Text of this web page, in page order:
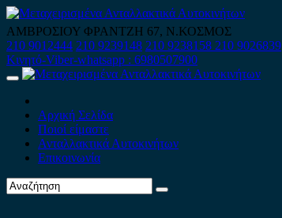
Skip
to
content
ΑΜΒΡΟΣΙΟΥ ΦΡΑΝΤΖΗ 67, Ν.ΚΟΣΜΟΣ
210 9012444 210 9239148 210 9238158 210 9026839
Κινητό-Viber-whatsapp : 6980507900
Primary
Αρχική Σελίδα
Ποιοί είμαστε
Ανταλλακτικά Αυτοκινήτων
Επικοινωνία